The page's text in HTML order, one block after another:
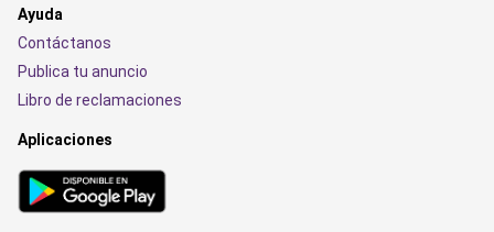
Ayuda
Contáctanos
Publica tu anuncio
Libro de reclamaciones
Aplicaciones